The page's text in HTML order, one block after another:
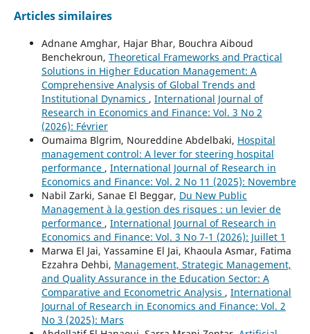
Articles similaires
Adnane Amghar, Hajar Bhar, Bouchra Aiboud
Benchekroun, Theoretical Frameworks and Practical
Solutions in Higher Education Management: A
Comprehensive Analysis of Global Trends and
Institutional Dynamics , International Journal of
Research in Economics and Finance: Vol. 3 No 2
(2026): Février
Oumaima Blgrim, Noureddine Abdelbaki, Hospital
management control: A lever for steering hospital
performance , International Journal of Research in
Economics and Finance: Vol. 2 No 11 (2025): Novembre
Nabil Zarki, Sanae El Beggar, Du New Public
Management à la gestion des risques : un levier de
performance , International Journal of Research in
Economics and Finance: Vol. 3 No 7-1 (2026): Juillet 1
Marwa El Jai, Yassamine El Jai, Khaoula Asmar, Fatima
Ezzahra Dehbi, Management, Strategic Management,
and Quality Assurance in the Education Sector: A
Comparative and Econometric Analysis , International
Journal of Research in Economics and Finance: Vol. 2
No 3 (2025): Mars